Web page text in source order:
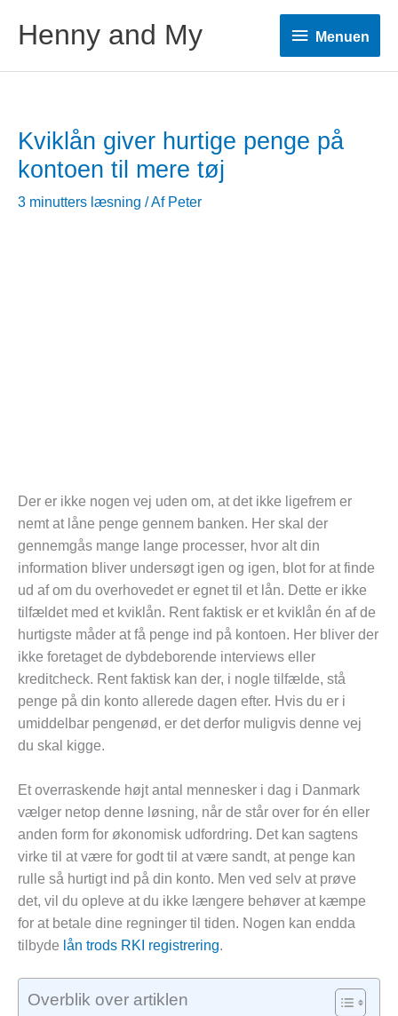
Henny and My Menuen
Menuen
Kviklån giver hurtige penge på
kontoen til mere tøj
3 minutters læsning / Af Peter
Der er ikke nogen vej uden om, at det ikke ligefrem er
nemt at låne penge gennem banken. Her skal der
gennemgås mange lange processer, hvor alt din
information bliver undersøgt igen og igen, blot for at finde
ud af om du overhovedet er egnet til et lån. Dette er ikke
tilfældet med et kviklån. Rent faktisk er et kviklån én af de
hurtigste måder at få penge ind på kontoen. Her bliver der
ikke foretaget de dybdeborende interviews eller
kreditcheck. Rent faktisk kan der, i nogle tilfælde, stå
penge på din konto allerede dagen efter. Hvis du er i
umiddelbar pengenød, er det derfor muligvis denne vej
du skal kigge.
Et overraskende højt antal mennesker i dag i Danmark
vælger netop denne løsning, når de står over for én eller
anden form for økonomisk udfordring. Det kan sagtens
virke til at være for godt til at være sandt, at penge kan
rulle så hurtigt ind på din konto. Men ved selv at prøve
det, vil du opleve at du ikke længere behøver at kæmpe
for at betale dine regninger til tiden. Nogen kan endda
tilbyde lån trods RKI registrering.
Overblik over artiklen